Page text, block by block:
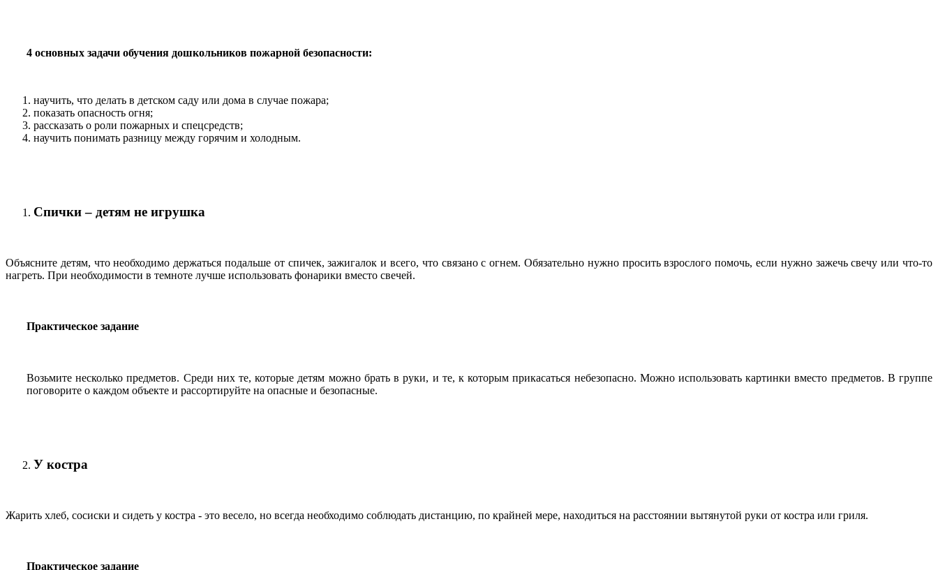
4 основных задачи обучения дошкольников пожарной безопасности:
научить, что делать в детском саду или дома в случае пожара;
показать опасность огня;
рассказать о роли пожарных и спецсредств;
научить понимать разницу между горячим и холодным.
Спички – детям не игрушка
Объясните детям, что необходимо держаться подальше от спичек, зажигалок и всего, что связано с огнем. Обязательно нужно просить взрослого помочь, если нужно зажечь свечу или что-то
нагреть. При необходимости в темноте лучше использовать фонарики вместо свечей.
Практическое задание
Возьмите несколько предметов. Среди них те, которые детям можно брать в руки, и те, к которым прикасаться небезопасно. Можно использовать картинки вместо предметов. В группе
поговорите о каждом объекте и рассортируйте на опасные и безопасные.
У костра
Жарить хлеб, сосиски и сидеть у костра - это весело, но всегда необходимо соблюдать дистанцию, по крайней мере, находиться на расстоянии вытянутой руки от костра или гриля.
Практическое задание